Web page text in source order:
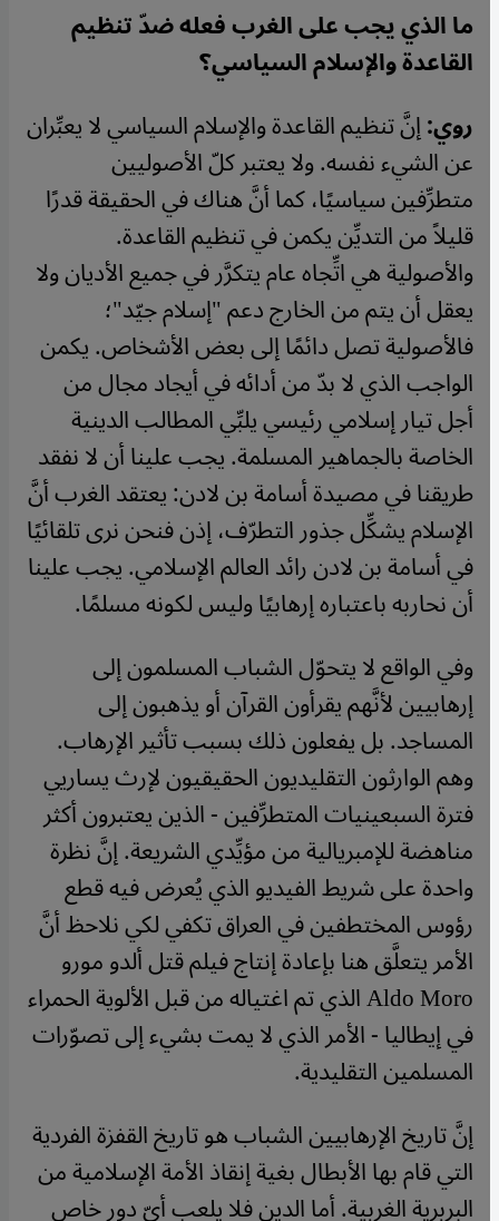
ما الذي يجب على الغرب فعله ضدّ تنظيم
القاعدة والإسلام السياسي؟
روي:إنَّ تنظيم القاعدة والإسلام السياسي لا يعبِّران
عن الشيء نفسه. ولا يعتبر كلّ الأصوليين
متطرِّفين سياسيًا، كما أنَّ هناك في الحقيقة قدرًا
قليلاً من التديِّن يكمن في تنظيم القاعدة.
والأصولية هي اتِّجاه عام يتكرَّر في جميع الأديان ولا
يعقل أن يتم من الخارج دعم "إسلام جيّد"؛
فالأصولية تصل دائمًا إلى بعض الأشخاص. يكمن
الواجب الذي لا بدّ من أدائه في أيجاد مجال من
أجل تيار إسلامي رئيسي يلبِّي المطالب الدينية
الخاصة بالجماهير المسلمة. يجب علينا أن لا نفقد
طريقنا في مصيدة أسامة بن لادن: يعتقد الغرب أنَّ
الإسلام يشكِّل جذور التطرّف، إذن فنحن نرى تلقائيًا
في أسامة بن لادن رائد العالم الإسلامي. يجب علينا
أن نحاربه باعتباره إرهابيًا وليس لكونه مسلمًا.
وفي الواقع لا يتحوّل الشباب المسلمون إلى
إرهابيين لأنَّهم يقرأون القرآن أو يذهبون إلى
المساجد. بل يفعلون ذلك بسبب تأثير الإرهاب.
وهم الوارثون التقليديون الحقيقيون لإرث يساريي
فترة السبعينيات المتطرِّفين - الذين يعتبرون أكثر
مناهضة للإمبريالية من مؤيِّدي الشريعة. إنَّ نظرة
واحدة على شريط الفيديو الذي يُعرض فيه قطع
رؤوس المختطفين في العراق تكفي لكي نلاحظ أنَّ
الأمر يتعلَّق هنا بإعادة إنتاج فيلم قتل ألدو مورو
Aldo Moro الذي تم اغتياله من قبل الألوية الحمراء
في إيطاليا - الأمر الذي لا يمت بشيء إلى تصوّرات
المسلمين التقليدية.
إنَّ تاريخ الإرهابيين الشباب هو تاريخ القفزة الفردية
التي قام بها الأبطال بغية إنقاذ الأمة الإسلامية من
البربرية الغربية. أما الدين فلا يلعب أيّ دور خاص